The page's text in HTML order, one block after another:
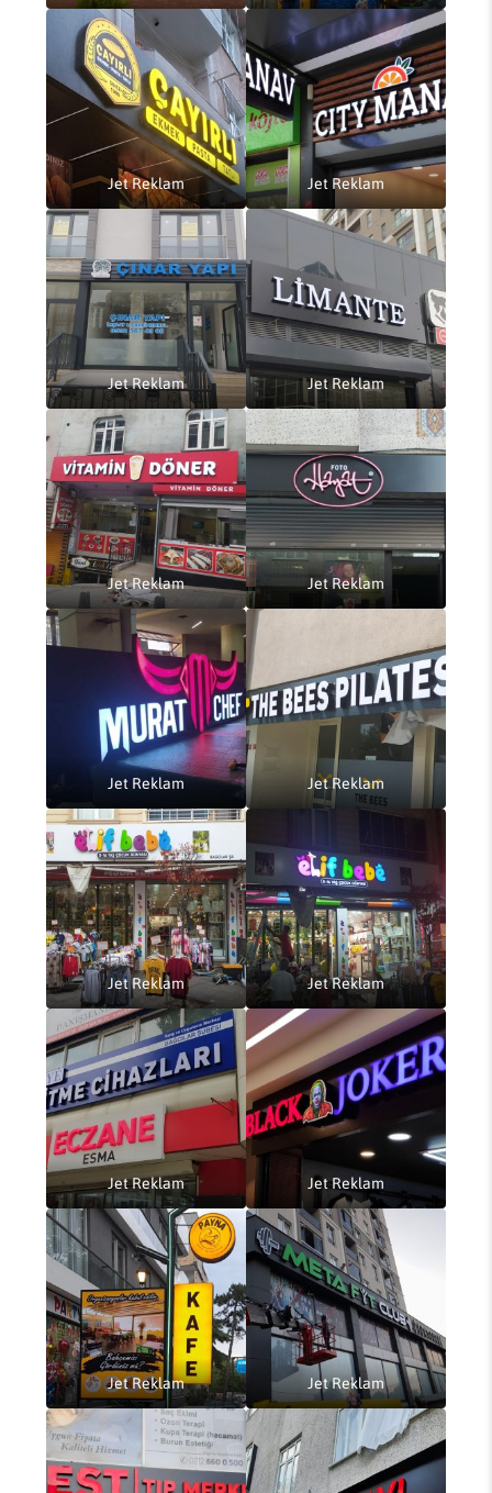
Jet Reklam Jet Reklam
Jet Reklam Jet Reklam
Jet Reklam Jet Reklam
Jet Reklam Jet Reklam
Jet Reklam Jet Reklam
Jet Reklam Jet Reklam
Jet Reklam Jet Reklam